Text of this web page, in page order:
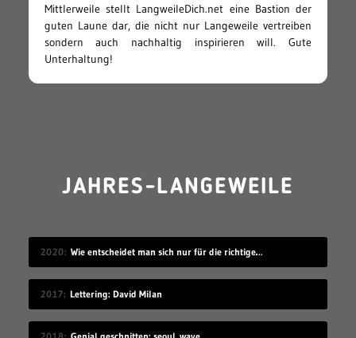
Mittlerweile stellt LangweileDich.net eine Bastion der
guten Laune dar, die nicht nur Langeweile vertreiben
sondern auch nachhaltig inspirieren will. Gute
Unterhaltung!
JAHRES-LANGEWEILE
2020 Wie entscheidet man sich nur für die richtige Idee?
2017 Lettering: David Milan